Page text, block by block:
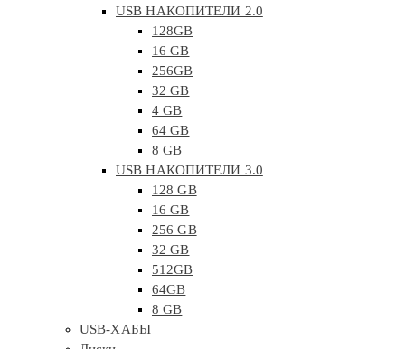
USB НАКОПИТЕЛИ 2.0
128GB
16 GB
256GB
32 GB
4 GB
64 GB
8 GB
USB НАКОПИТЕЛИ 3.0
128 GB
16 GB
256 GB
32 GB
512GB
64GB
8 GB
USB-ХАБЫ